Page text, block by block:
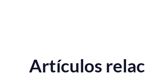
Artículos